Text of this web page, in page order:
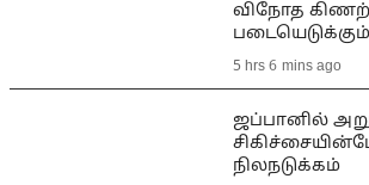
விநோத
5 hrs 6 mins ago
ஜப்பானில்
நிலநடுக்கம்